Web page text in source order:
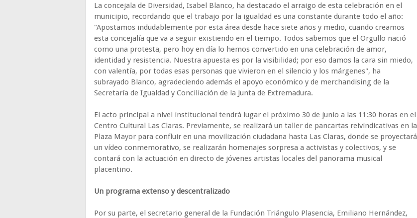
La concejala de Diversidad, Isabel Blanco, ha destacado el arraigo de esta celebración en el
municipio, recordando que el trabajo por la igualdad es una constante durante todo el año:
"Apostamos indudablemente por esta área desde hace siete años y medio, cuando creamos
esta concejalía que va a seguir existiendo en el tiempo. Todos sabemos que el Orgullo nació
como una protesta, pero hoy en día lo hemos convertido en una celebración de amor,
identidad y resistencia. Nuestra apuesta es por la visibilidad; por eso damos la cara sin miedo,
con valentía, por todas esas personas que vivieron en el silencio y los márgenes", ha
subrayado Blanco, agradeciendo además el apoyo económico y de merchandising de la
Secretaría de Igualdad y Conciliación de la Junta de Extremadura.
El acto principal a nivel institucional tendrá lugar el próximo 30 de junio a las 11:30 horas en el
Centro Cultural Las Claras. Previamente, se realizará un taller de pancartas reivindicativas en la
Plaza Mayor para confluir en una movilización ciudadana hasta Las Claras, donde se proyectará
un vídeo conmemorativo, se realizarán homenajes sorpresa a activistas y colectivos, y se
contará con la actuación en directo de jóvenes artistas locales del panorama musical
placentino.
Un programa extenso y descentralizado
Por su parte, el secretario general de la Fundación Triángulo Plasencia, Emiliano Hernández,